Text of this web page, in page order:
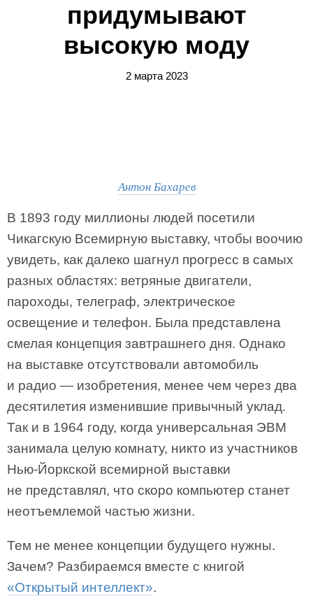
придумывают
высокую моду
2 марта 2023
Антон Бахарев
В 1893 году миллионы людей посетили
Чикагскую Всемирную выставку, чтобы воочию
увидеть, как далеко шагнул прогресс в самых
разных областях: ветряные двигатели,
пароходы, телеграф, электрическое
освещение и телефон. Была представлена
смелая концепция завтрашнего дня. Однако
на выставке отсутствовали автомобиль
и радио — изобретения, менее чем через два
десятилетия изменившие привычный уклад.
Так и в 1964 году, когда универсальная ЭВМ
занимала целую комнату, никто из участников
Нью-Йоркской всемирной выставки
не представлял, что скоро компьютер станет
неотъемлемой частью жизни.
Тем не менее концепции будущего нужны.
Зачем? Разбираемся вместе с книгой
«Открытый интеллект».